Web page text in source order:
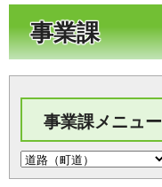
事業課
事業課メニュー